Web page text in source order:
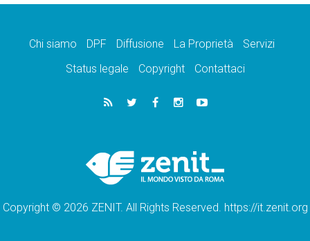
Chi siamo DPF Diffusione La Proprietà
Servizi
Status legale
Copyright Contattaci
Copyright © 2026 ZENIT. All Rights Reserved. https://it.zenit.org